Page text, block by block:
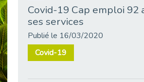
Publié le 30/05/2026
Covid-19 Cap emploi 92
ses services
Publié le 16/03/2020
Covid-19